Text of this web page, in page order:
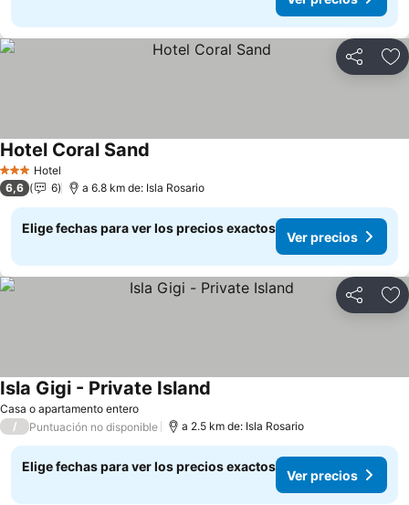
Compartir
3 Estrellas
Hotel
Hotel Coral Sand
6,6 6 a 6.8 km de: Isla Rosario
Elige fechas para ver los precios exactos
Ver precios
Compartir
Casa o apartamento entero
Isla Gigi - Private Island
/ Puntuación no disponible a 2.5 km de: Isla Rosario
Elige fechas para ver los precios exactos
Ver precios